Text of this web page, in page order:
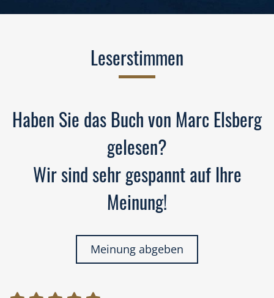
Leserstimmen
Haben Sie das Buch von Marc Elsberg
gelesen?
Wir sind sehr gespannt auf Ihre
Meinung!
Meinung abgeben